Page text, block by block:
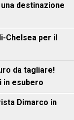
destinazione
Chelsea per il
da tagliare!
in esubero
Dimarco in